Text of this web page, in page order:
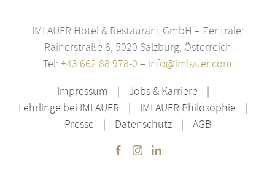
IMLAUER Hotel & Restaurant GmbH – Zentrale:
Rainerstraße 6, 5020 Salzburg, Österreich
Tel: +43 662 88 978-0 – info@imlauer.com
Impressum
Jobs & Karriere
Lehrlinge bei IMLAUER
IMLAUER Philosophie
Presse
Datenschutz AGB